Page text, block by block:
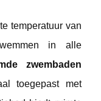
temperatuur van
in alle
zwembaden
toegepast met